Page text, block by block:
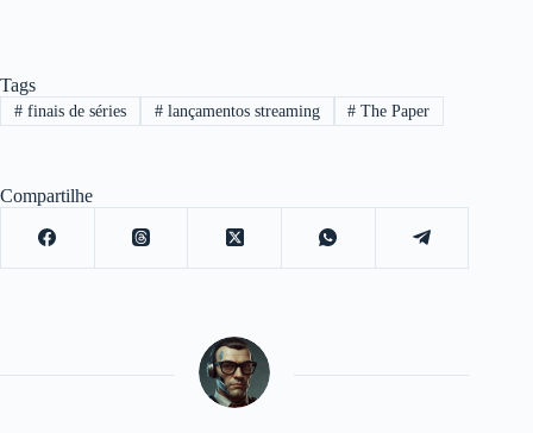
Tags
#finais de séries #lançamentos streaming # The Paper
Compartilhe